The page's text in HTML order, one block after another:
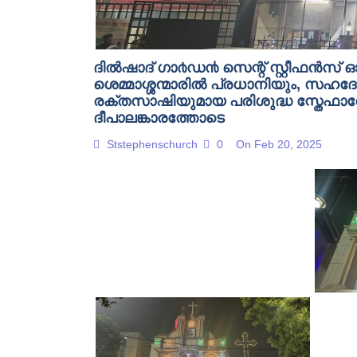
ദിൽഷാദ് ഗാ൪ഡ൯ സെന്റ് സ്റ്റീഫൻസ്
ശെമ്മാശ്ശന്മാരിൽ പ്രധാനിയും,
രക്തസാഷിയുമായ പരിശുദ്ധ
ദീപാലങ്കാരത്തോടെ
Ststephenschurch 0 On Feb 20, 2025